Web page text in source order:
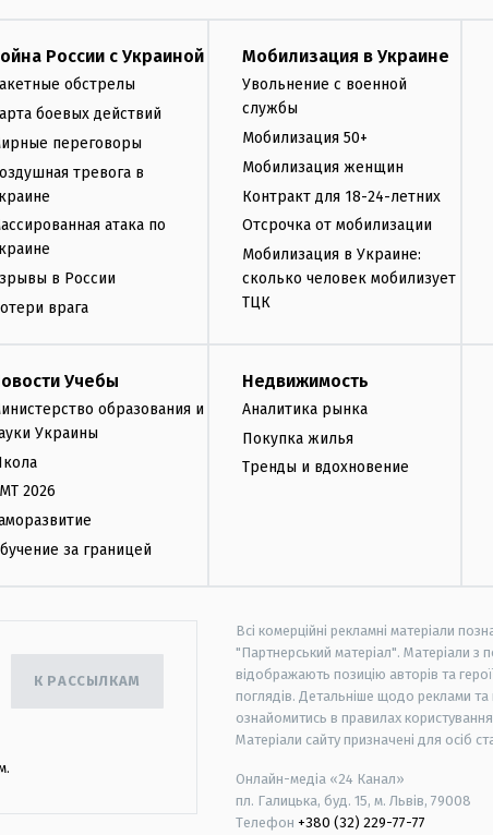
России с Украиной
обстрелы
боевых действий
переговоры
тревога в
атака по
в России
врага
Мобилизация в Украине
Увольнение с военной
службы
Мобилизация 50+
Мобилизация женщин
Контракт для 18-24-летних
Отсрочка от мобилизации
Мобилизация в Украине:
сколько человек мобилизует
ТЦК
Учебы
образования и
Украины
2026
за границей
Недвижимость
Аналитика рынка
Покупка жилья
Тренды и вдохновение
К РАССЫЛКАМ
Всі комерційні рекламні матеріали
"Партнерський матеріал". Матеріали з
відображають позицію авторів та
поглядів. Детальніше щодо реклами
ознайомитись в правилах
Матеріали сайту призначені для осіб
Онлайн-медіа «24 Канал»
пл. Галицька, буд. 15, м. Львів, 79008
Телефон +380 (32) 229-77-77